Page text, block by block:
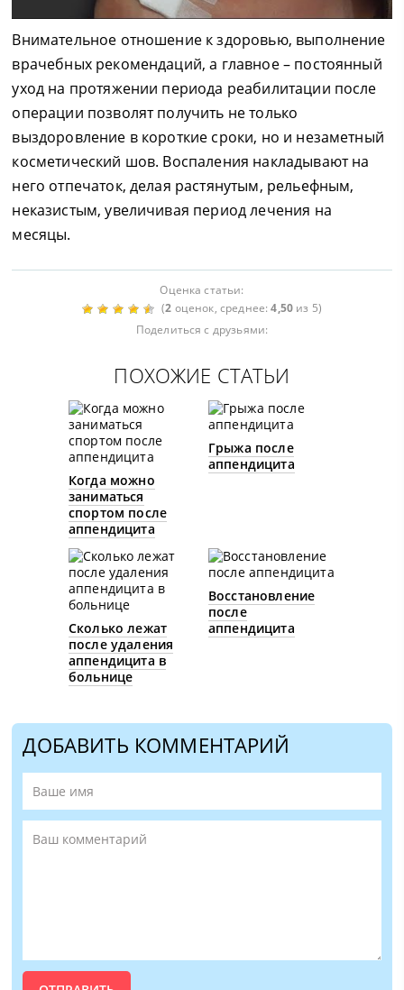
Внимательное отношение к здоровью, выполнение
врачебных рекомендаций, а главное – постоянный
уход на протяжении периода реабилитации после
операции позволят получить не только
выздоровление в короткие сроки, но и незаметный
косметический шов. Воспаления накладывают на
него отпечаток, делая растянутым, рельефным,
неказистым, увеличивая период лечения на
месяцы.
Оценка статьи:
(2 оценок, среднее:4,50 из 5)
Поделиться с друзьями:
ПОХОЖИЕ СТАТЬИ
Когда можно
заниматься
спортом после
аппендицита
Грыжа после
аппендицита
Сколько лежат
после удаления
аппендицита в
больнице
Восстановление
после
аппендицита
ДОБАВИТЬ КОММЕНТАРИЙ